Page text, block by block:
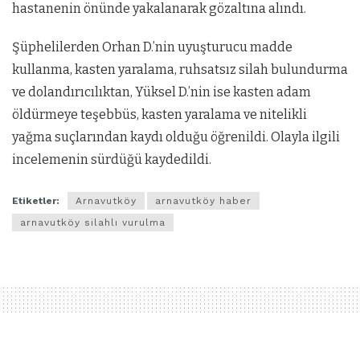
hastanenin önünde yakalanarak gözaltına alındı.
Şüphelilerden Orhan D.’nin uyuşturucu madde
kullanma, kasten yaralama, ruhsatsız silah bulundurma
ve dolandırıcılıktan, Yüksel D.’nin ise kasten adam
öldürmeye teşebbüs, kasten yaralama ve nitelikli
yağma suçlarından kaydı olduğu öğrenildi. Olayla ilgili
incelemenin sürdüğü kaydedildi.
Etiketler: Arnavutköy
arnavutköy haber
arnavutköy silahlı vurulma